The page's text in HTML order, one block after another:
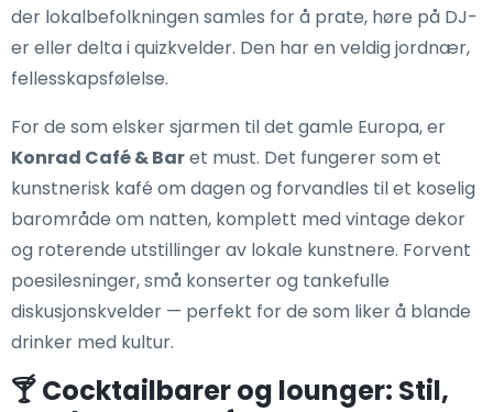
der lokalbefolkningen samles for å prate, høre på DJ-
er eller delta i quizkvelder. Den har en veldig jordnær,
fellesskapsfølelse.
For de som elsker sjarmen til det gamle Europa, er
Konrad Café & Baret must. Det fungerer som et
kunstnerisk kafé om dagen og forvandles til et koselig
barområde om natten, komplett med vintage dekor
og roterende utstillinger av lokale kunstnere. Forvent
poesilesninger, små konserter og tankefulle
diskusjonskvelder — perfekt for de som liker å blande
drinker med kultur.
🍸 Cocktailbarer og lounger: Stil,